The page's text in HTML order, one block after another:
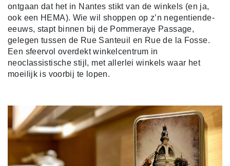
ontgaan dat het in Nantes stikt van de winkels (en ja,
ook een HEMA). Wie wil shoppen op z’n negentiende-
eeuws, stapt binnen bij de Pommeraye Passage,
gelegen tussen de Rue Santeuil en Rue de la Fosse.
Een sfeervol overdekt winkelcentrum in
neoclassistische stijl, met allerlei winkels waar het
moeilijk is voorbij te lopen.